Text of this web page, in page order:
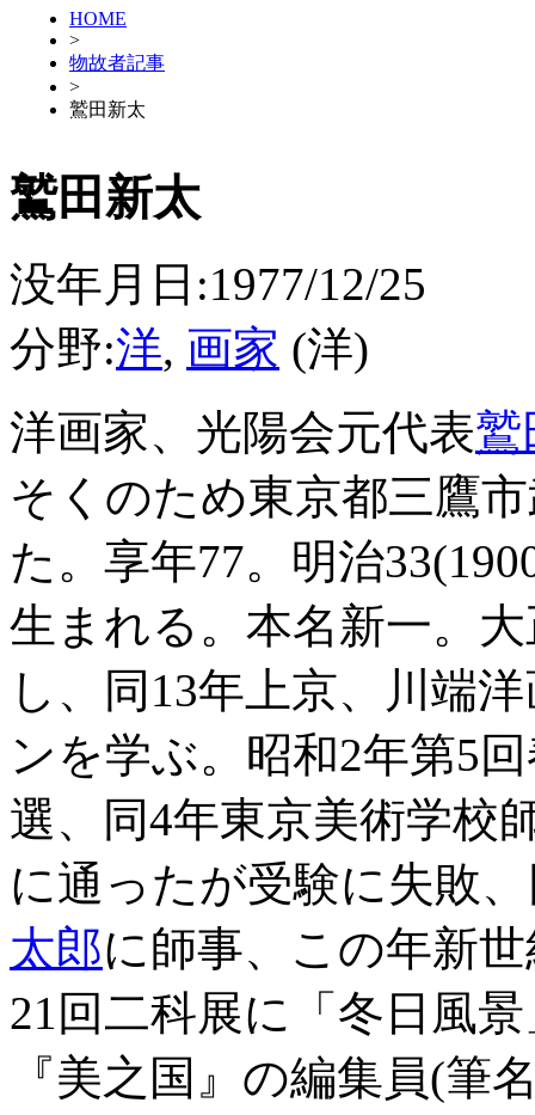
HOME
>
物故者記事
>
鷲田新太
鷲田新太
没年月日:1977/12/25
分野:洋, 画家 (洋)
洋画家、光陽会元代表鷲
そくのため東京都三鷹
た。享年77。明治
生まれる。本名新一。
し、同13年上京、川端
ンを学ぶ。昭和2年第5
選、同4年東京美術学校
に通ったが受験に失敗
太郎に師事、この年新
21回二科展に「冬日風
『美之国』の編集員(筆